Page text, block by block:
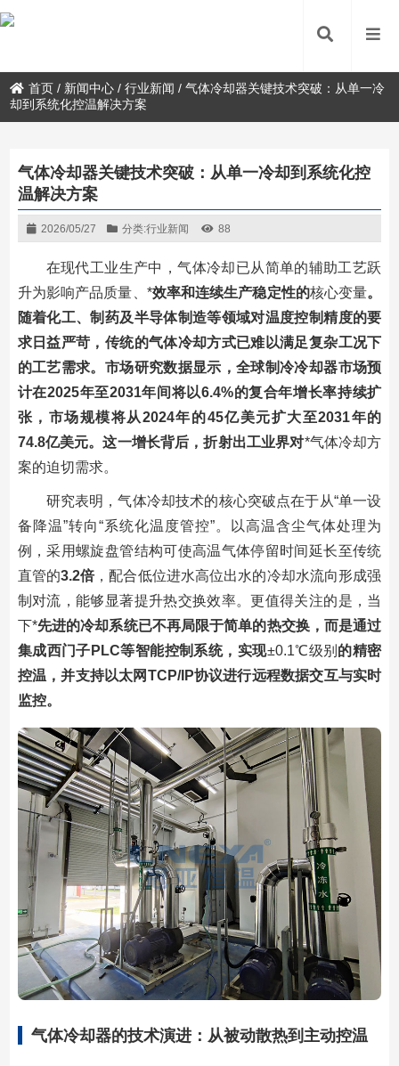
首页 / 新闻中心 /行业新闻 /气体冷却器关键技术突破：从单一冷
却到系统化控温解决方案
气体冷却器关键技术突破：从单一冷却到系统化控
温解决方案
2026/05/27 分类:行业新闻 88
在现代工业生产中，气体冷却已从简单的辅助工艺跃
升为影响产品质量、*效率和连续生产稳定性的核心变量。
随着化工、制药及半导体制造等领域对温度控制精度的要
求日益严苛，传统的气体冷却方式已难以满足复杂工况下
的工艺需求。市场研究数据显示，全球制冷冷却器市场预
计在2025年至2031年间将以6.4%的复合年增长率持续扩
张，市场规模将从2024年的45亿美元扩大至2031年的
74.8亿美元。这一增长背后，折射出工业界对*气体冷却方
案的迫切需求。
研究表明，气体冷却技术的核心突破点在于从“单一设
备降温”转向“系统化温度管控”。以高温含尘气体处理为
例，采用螺旋盘管结构可使高温气体停留时间延长至传统
直管的3.2倍，配合低位进水高位出水的冷却水流向形成强
制对流，能够显著提升热交换效率。更值得关注的是，当
下*先进的冷却系统已不再局限于简单的热交换，而是通过
集成西门子PLC等智能控制系统，实现±0.1℃级别 的精密
控温，并支持以太网TCP/IP协议进行远程数据交互与实时
监控。
气体冷却器的技术演进：从被动散热到主动控温